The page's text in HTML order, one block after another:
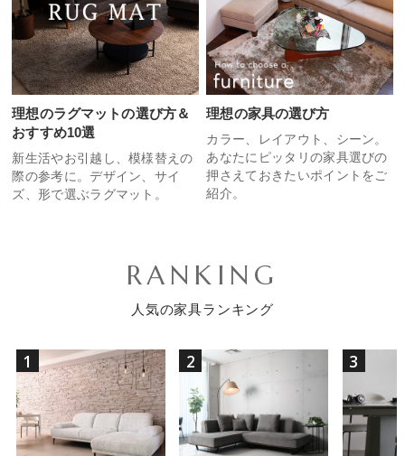
理想のラグマットの選び方＆
おすすめ10選
新生活やお引越し、模様替えの
際の参考に。デザイン、サイ
ズ、形で選ぶラグマット。
理想の家具の選び方
カラー、レイアウト、シーン。
あなたにピッタリの家具選びの
押さえておきたいポイントをご
紹介。
RANKING
人気の家具ランキング
1 2 3